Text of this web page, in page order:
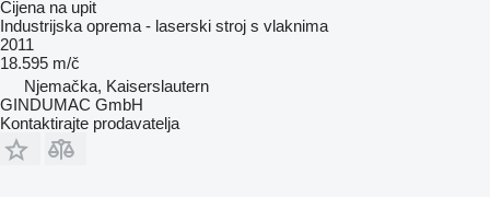
Cijena na upit
Industrijska oprema - laserski stroj s vlaknima
2011
18.595 m/č
Njemačka, Kaiserslautern
GINDUMAC GmbH
Kontaktirajte prodavatelja